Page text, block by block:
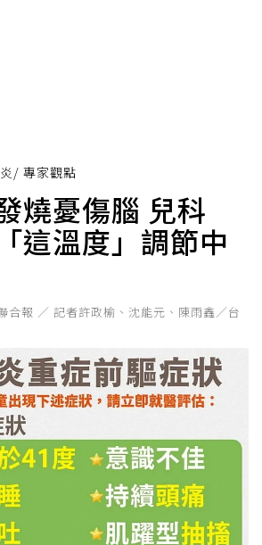
/ 專家觀點
燒憂傷腦 兒科
這溫度」調節中
合報 ／ 記者許政榆、沈能元、陳雨鑫／台